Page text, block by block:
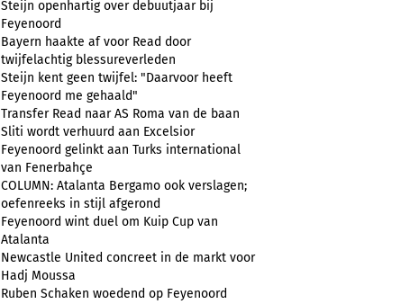
Steijn openhartig over debuutjaar bij
Feyenoord
Bayern haakte af voor Read door
twijfelachtig blessureverleden
Steijn kent geen twijfel: "Daarvoor heeft
Feyenoord me gehaald"
Transfer Read naar AS Roma van de baan
Sliti wordt verhuurd aan Excelsior
Feyenoord gelinkt aan Turks international
van Fenerbahçe
COLUMN: Atalanta Bergamo ook verslagen;
oefenreeks in stijl afgerond
Feyenoord wint duel om Kuip Cup van
Atalanta
Newcastle United concreet in de markt voor
Hadj Moussa
Ruben Schaken woedend op Feyenoord